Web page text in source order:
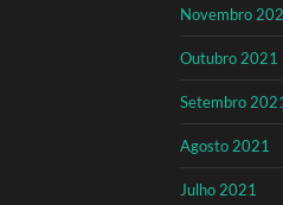
Novembro
Outubro 2021
Setembro 2021
Agosto 2021
Julho 2021